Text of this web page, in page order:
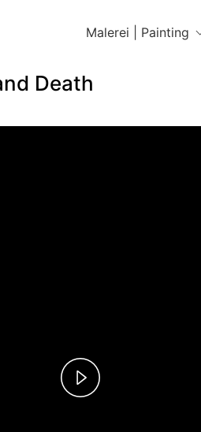
Malerei | Painting
Death
Play